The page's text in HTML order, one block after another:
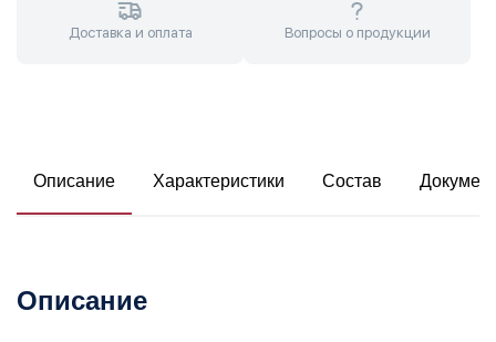
Доставка и оплата Вопросы о продукции
Описание Характеристики Состав
Описание